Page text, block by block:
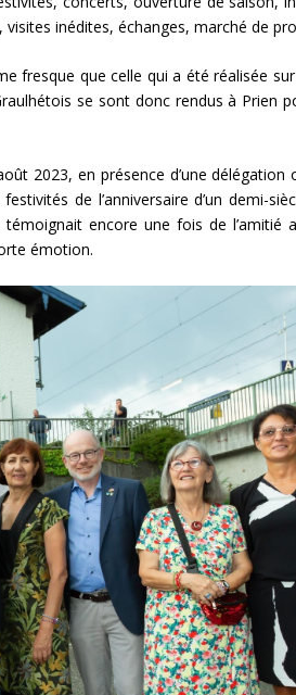
visites inédites, échanges, marché de
fresque que celle qui a été réalisée
se sont donc rendus à Prien
2023, en présence d’une délégation
de l’anniversaire d’un demi-
encore une fois de l’amitié
émotion.